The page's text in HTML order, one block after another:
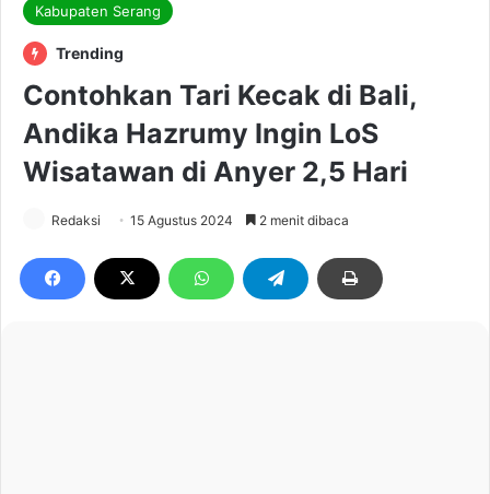
Kabupaten Serang
Trending
Contohkan Tari Kecak di Bali,
Andika Hazrumy Ingin LoS
Wisatawan di Anyer 2,5 Hari
Redaksi 15 Agustus 2024 2 menit dibaca